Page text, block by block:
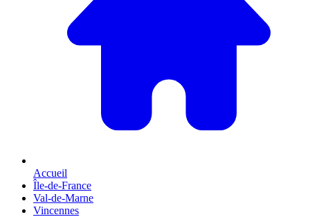
Accueil
Île-de-France
Val-de-Marne
Vincennes